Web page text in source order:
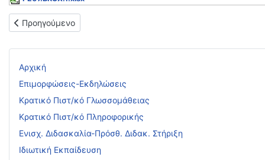
Αρχική
Επιμορφώσεις-Εκδηλώσεις
Κρατικό Πιστ/κό Γλωσσομάθειας
Κρατικό Πιστ/κό Πληροφορικής
Ενισχ. Διδασκαλία-Πρόσθ. Διδακ. Στήριξη
Ιδιωτική Εκπαίδευση
Προηγούμενο άρθρο: Πίνακες α) κατάταξης εκπ/κών και β)
Προηγούμενο